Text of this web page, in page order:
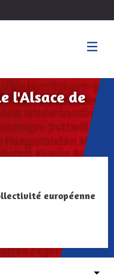
l'Alsace de
européenne